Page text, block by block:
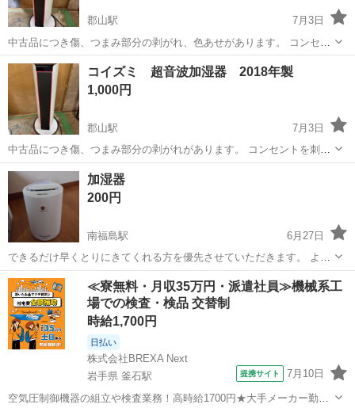
郡山駅
7月3日
中古品につき傷、つまみ部分の剥がれ、色あせがあります。 コンセン
トを刺し電源が入ることを確認しました。 倉庫の片付けをしていま
す。 片平町のの倉庫まで取りに来ていただければ、表記のお値段でお
譲りします。 場所によ...
福島 郡山市 郡山駅 季節、空調家電 コイズミ
コイズミ 超音波加湿器 2018年製
1,000円
郡山駅
7月3日
中古品につき傷、つまみ部分の剥がれがあります。 コンセントを刺し
電源が入ることを確認しました。 倉庫の片付けをしています。 片平町
のの倉庫まで取りに来ていただければ、表記のお値段でお譲りしま
す。 場所によっては追...
福島 郡山市 郡山駅
加湿器
200円
南福島駅
6月27日
できるだけ早くとりにきてくれる方を優先させていただきます。 よろ
しくおねがいします。
福島 福島市 南福島駅 季節、空調家電
≪寮無料・月収35万円・派遣社員≫機械系工
場での検査・検品 交替制
時給1,700円
日払い
株式会社BREXA Next
岩手県 釜石駅
提携サイト 7月10日
空気圧制御機器の組立や検査業務！高時給1700円★大手メーカー勤